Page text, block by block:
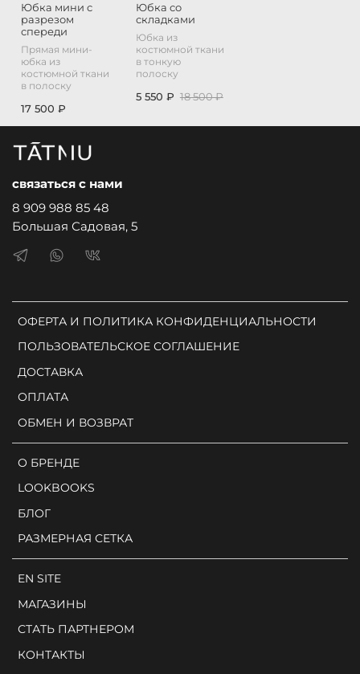
Юбка мини с
разрезом
спереди
Прямая мини-
юбка из
костюмной ткани
в полоску
17 500 ₽
Юбка со
складками
Юбка из
костюмной ткани
в тонкую
полоску
5 550 ₽ 18 500 ₽
ОФЕРТА И ПОЛИТИКА КОНФИДЕНЦИАЛЬНОСТИ
ПОЛЬЗОВАТЕЛЬСКОЕ СОГЛАШЕНИЕ
ДОСТАВКА
ОПЛАТА
ОБМЕН И ВОЗВРАТ
О БРЕНДЕ
LOOKBOOKS
БЛОГ
РАЗМЕРНАЯ СЕТКА
EN SITE
МАГАЗИНЫ
СТАТЬ ПАРТНЕРОМ
КОНТАКТЫ
связаться с нами
8 909 988 85 48
Большая Садовая, 5